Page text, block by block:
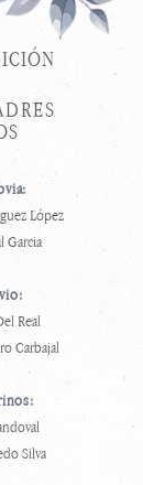
López
Garcia
Real
Carbajal
Silva